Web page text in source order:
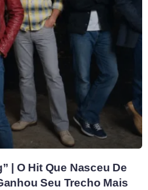
| O Hit Que Nasceu De
Seu Trecho Mais